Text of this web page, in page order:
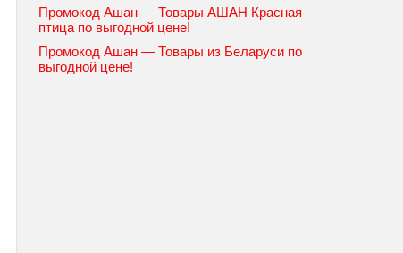
Промокод Ашан — Товары АШАН Красная
птица по выгодной цене!
Промокод Ашан — Товары из Беларуси по
выгодной цене!